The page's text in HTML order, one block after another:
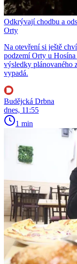
Odkrývají chodbu a
Orty
Na otevření si ještě
podzemí Orty u Hosína
výsledky plánovaného
vypadá.
Budějcká Drbna
dnes, 11:55
1 min